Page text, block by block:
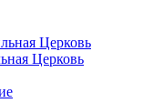
Церковь
Церковь